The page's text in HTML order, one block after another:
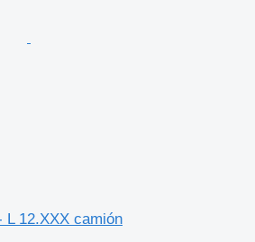
L 12.XXX camión